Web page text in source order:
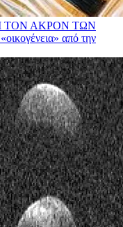
ΤΟΝ ΑΚΡΟΝ ΤΩΝ
από την